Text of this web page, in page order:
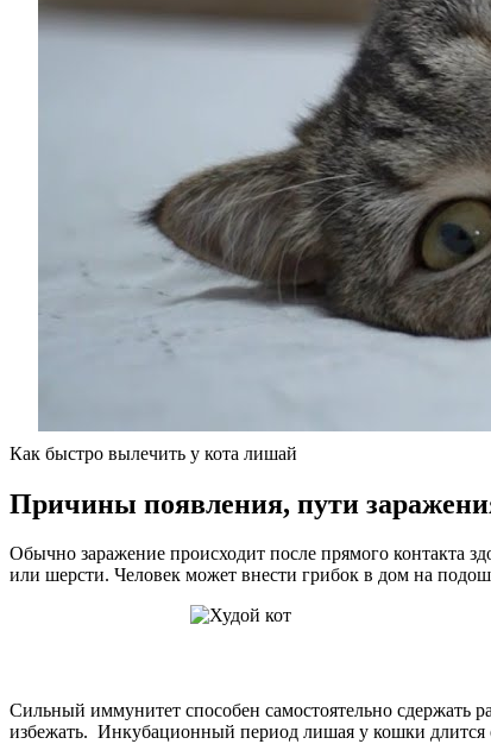
Как быстро вылечить у кота лишай
Причины появления, пути
Обычно заражение происходит после прямого контакта
или шерсти. Человек может внести грибок в дом на
Сильный иммунитет способен самостоятельно сдержать
избежать. Инкубационный период лишая у кошки длится